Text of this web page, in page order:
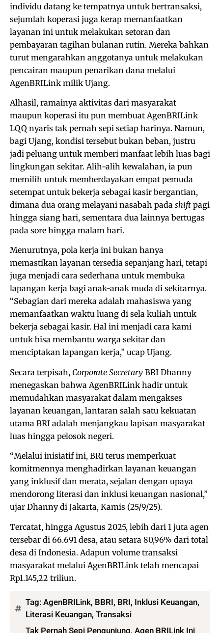
individu datang ke tempatnya untuk bertransaksi,
sejumlah koperasi juga kerap memanfaatkan
layanan ini untuk melakukan setoran dan
pembayaran tagihan bulanan rutin. Mereka bahkan
turut mengarahkan anggotanya untuk melakukan
pencairan maupun penarikan dana melalui
AgenBRILink milik Ujang.
Alhasil, ramainya aktivitas dari masyarakat
maupun koperasi itu pun membuat AgenBRILink
LQQ nyaris tak pernah sepi setiap harinya. Namun,
bagi Ujang, kondisi tersebut bukan beban, justru
jadi peluang untuk memberi manfaat lebih luas bagi
lingkungan sekitar. Alih-alih kewalahan, ia pun
memilih untuk memberdayakan empat pemuda
setempat untuk bekerja sebagai kasir bergantian,
dimana dua orang melayani nasabah pada shift pagi
hingga siang hari, sementara dua lainnya bertugas
pada sore hingga malam hari.
Menurutnya, pola kerja ini bukan hanya
memastikan layanan tersedia sepanjang hari, tetapi
juga menjadi cara sederhana untuk membuka
lapangan kerja bagi anak-anak muda di sekitarnya.
“Sebagian dari mereka adalah mahasiswa yang
memanfaatkan waktu luang di sela kuliah untuk
bekerja sebagai kasir. Hal ini menjadi cara kami
untuk bisa membantu warga sekitar dan
menciptakan lapangan kerja,” ucap Ujang.
Secara terpisah, Corporate Secretary BRI Dhanny
menegaskan bahwa AgenBRILink hadir untuk
memudahkan masyarakat dalam mengakses
layanan keuangan, lantaran salah satu kekuatan
utama BRI adalah menjangkau lapisan masyarakat
luas hingga pelosok negeri.
“Melalui inisiatif ini, BRI terus memperkuat
komitmennya menghadirkan layanan keuangan
yang inklusif dan merata, sejalan dengan upaya
mendorong literasi dan inklusi keuangan nasional,”
ujar Dhanny di Jakarta, Kamis (25/9/25).
Tercatat, hingga Agustus 2025, lebih dari 1 juta agen
tersebar di 66.691 desa, atau setara 80,96% dari total
desa di Indonesia. Adapun volume transaksi
masyarakat melalui AgenBRILink telah mencapai
Rp1.145,22 triliun.
Tag: AgenBRILink, BBRI, BRI, Inklusi Keuangan,
Literasi Keuangan, Transaksi
Tak Pernah Sepi Pengunjung, Agen BRILink Ini